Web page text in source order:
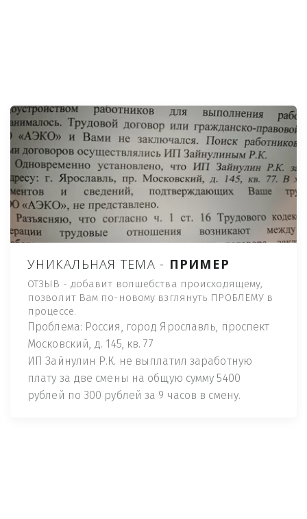
УНИКАЛЬНАЯ ТЕМА - ПРИМЕР
ОТЗЫВ - добавит волшебства происходящему,
позволит Вам по-новому взглянуть ПРОБЛЕМУ в
процессе.
Проблема: Россия, город Ярославль, проспект
Московский, д. 145, кв. 77
ИП Зайнулин Р.К. не выплатил заработную
плату за две смены на общую сумму 5400
рублей по 300 рублей за 9 часов в смену.